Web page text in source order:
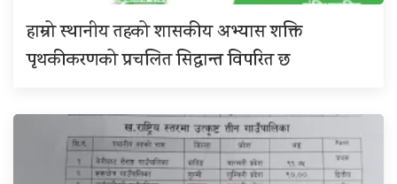
हाम्रो स्थानीय तहको शासकीय अभ्यास शक्ति
पृथकीकरणको प्रचलित सिद्धान्त विपरित छ